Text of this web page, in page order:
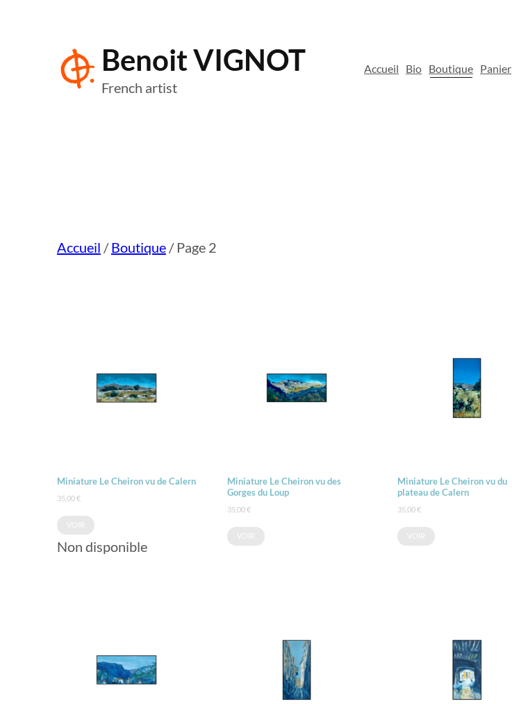
Benoit VIGNOT
French artist
Accueil Bio Boutique Panier
Accueil /Boutique/ Page 2
Miniature Le Cheiron vu de Calern
35,00€
Non disponible
Miniature Le Cheiron vu des
Gorges du Loup
35,00€
Miniature Le Cheiron vu du
plateau de Calern
35,00€